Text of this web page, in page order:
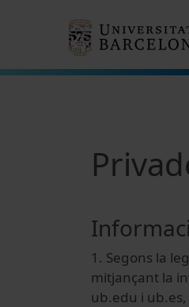
1. Segons la
mitjançant la
ub.edu i ub.es,